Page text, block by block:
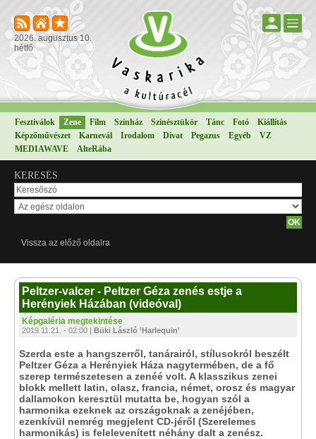
2026. augusztus 10.
hétfő
Fesztiválok Zene Film Színház Színésztükör Tánc Fotó
Kiállítás
Képzőművészet
Karnevál Irodalom Divat Pegazus Egyéb
VZ
MEDIAWAVE
AlteRába
KERESÉS
Vissza az előző oldalra
Peltzer-valcer - Peltzer Géza zenés estje a
Herényiek Házában (videóval)
Képgaléria megtekintése
2019.11.21. - 02:00 | Büki László 'Harlequin'
Szerda este a hangszerről, tanárairól, stílusokról beszélt
Peltzer Géza a Herényiek Háza nagytermében, de a fő
szerep természetesen a zenéé volt. A klasszikus zenei
blokk mellett latin, olasz, francia, német, orosz és magyar
dallamokon keresztül mutatta be, hogyan szól a
harmonika ezeknek az országoknak a zenéjében,
ezenkívül nemrég megjelent CD-jéről (Szerelemes
harmonikás) is felelevenített néhány dalt a zenész.